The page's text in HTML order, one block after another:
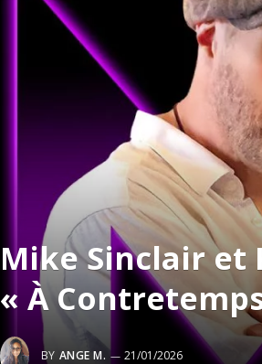
Mike Sinclair et
« À
BY ANGE M. 21/01/2026